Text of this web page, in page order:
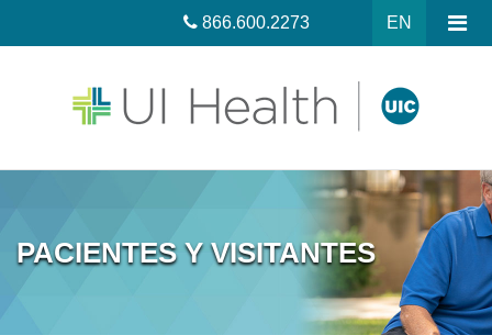
EN
866.600.2273
PACIENTES Y VISITANTES